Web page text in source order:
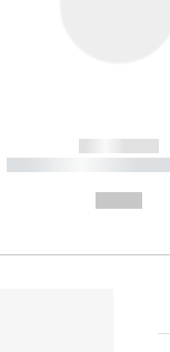
------------
----------- -----------